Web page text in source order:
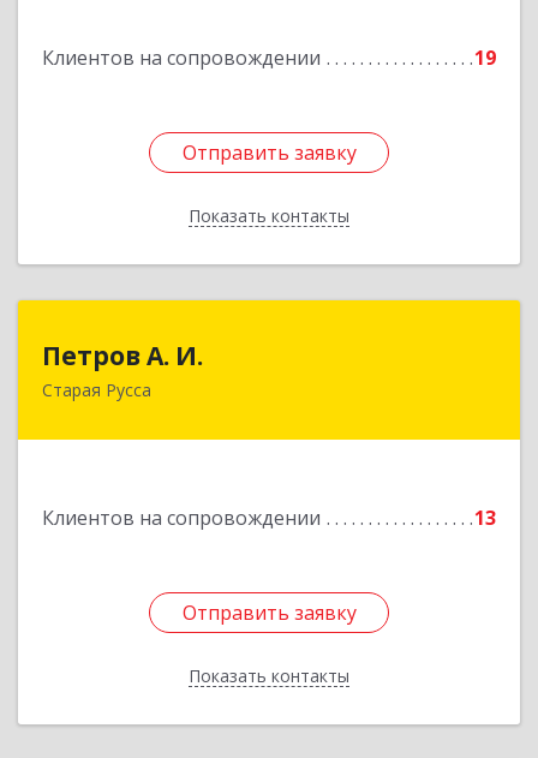
Клиентов на сопровождении 19
Отправить заявку
Показать контакты
Отправить заявку
Назад
Петров А. И.
Старая Русса
Клиентов на сопровождении 13
Отправить заявку
Показать контакты
Отправить заявку
Назад